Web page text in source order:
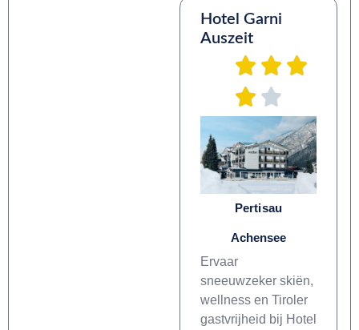
Hotel Garni
Auszeit
Pertisau
Achensee
Ervaar
sneeuwzeker skiën,
wellness en Tiroler
gastvrijheid bij Hotel